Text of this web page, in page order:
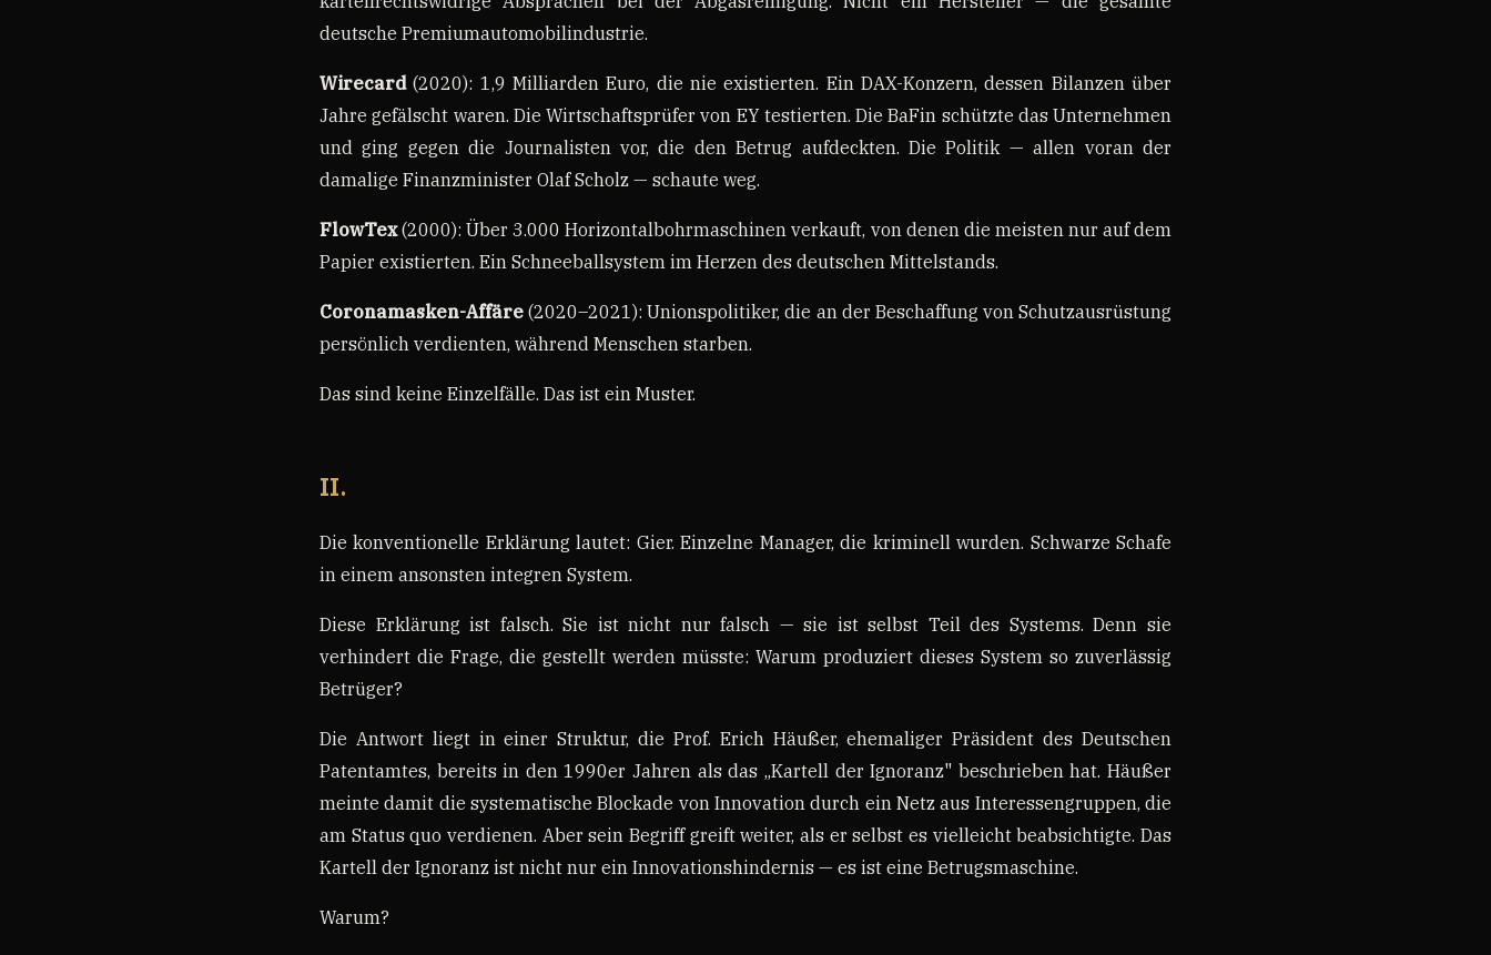
deutsche Premiumautomobilindustrie.
Wirecard(2020): 1,9 Milliarden Euro, die nie existierten. Ein DAX-Konzern, dessen Bilanzen über
Jahre gefälscht waren. Die Wirtschaftsprüfer von EY testierten. Die BaFin schützte das Unternehmen
und ging gegen die Journalisten vor, die den Betrug aufdeckten. Die Politik — allen voran der
damalige Finanzminister Olaf Scholz — schaute weg.
FlowTex(2000): Über 3.000 Horizontalbohrmaschinen verkauft, von denen die meisten nur auf dem
Papier existierten. Ein Schneeballsystem im Herzen des deutschen Mittelstands.
Coronamasken-Affäre (2020–2021): Unionspolitiker, die an der Beschaffung von Schutzausrüstung
persönlich verdienten, während Menschen starben.
Das sind keine Einzelfälle. Das ist ein Muster.
II.
Die konventionelle Erklärung lautet: Gier. Einzelne Manager, die kriminell wurden. Schwarze Schafe
in einem ansonsten integren System.
Diese Erklärung ist falsch. Sie ist nicht nur falsch — sie ist selbst Teil des Systems. Denn sie
verhindert die Frage, die gestellt werden müsste: Warum produziert dieses System so zuverlässig
Betrüger?
Die Antwort liegt in einer Struktur, die Prof. Erich Häußer, ehemaliger Präsident des Deutschen
Patentamtes, bereits in den 1990er Jahren als das „Kartell der Ignoranz" beschrieben hat. Häußer
meinte damit die systematische Blockade von Innovation durch ein Netz aus Interessengruppen, die
am Status quo verdienen. Aber sein Begriff greift weiter, als er selbst es vielleicht beabsichtigte. Das
Kartell der Ignoranz ist nicht nur ein Innovationshindernis — es ist eine Betrugsmaschine.
Warum?